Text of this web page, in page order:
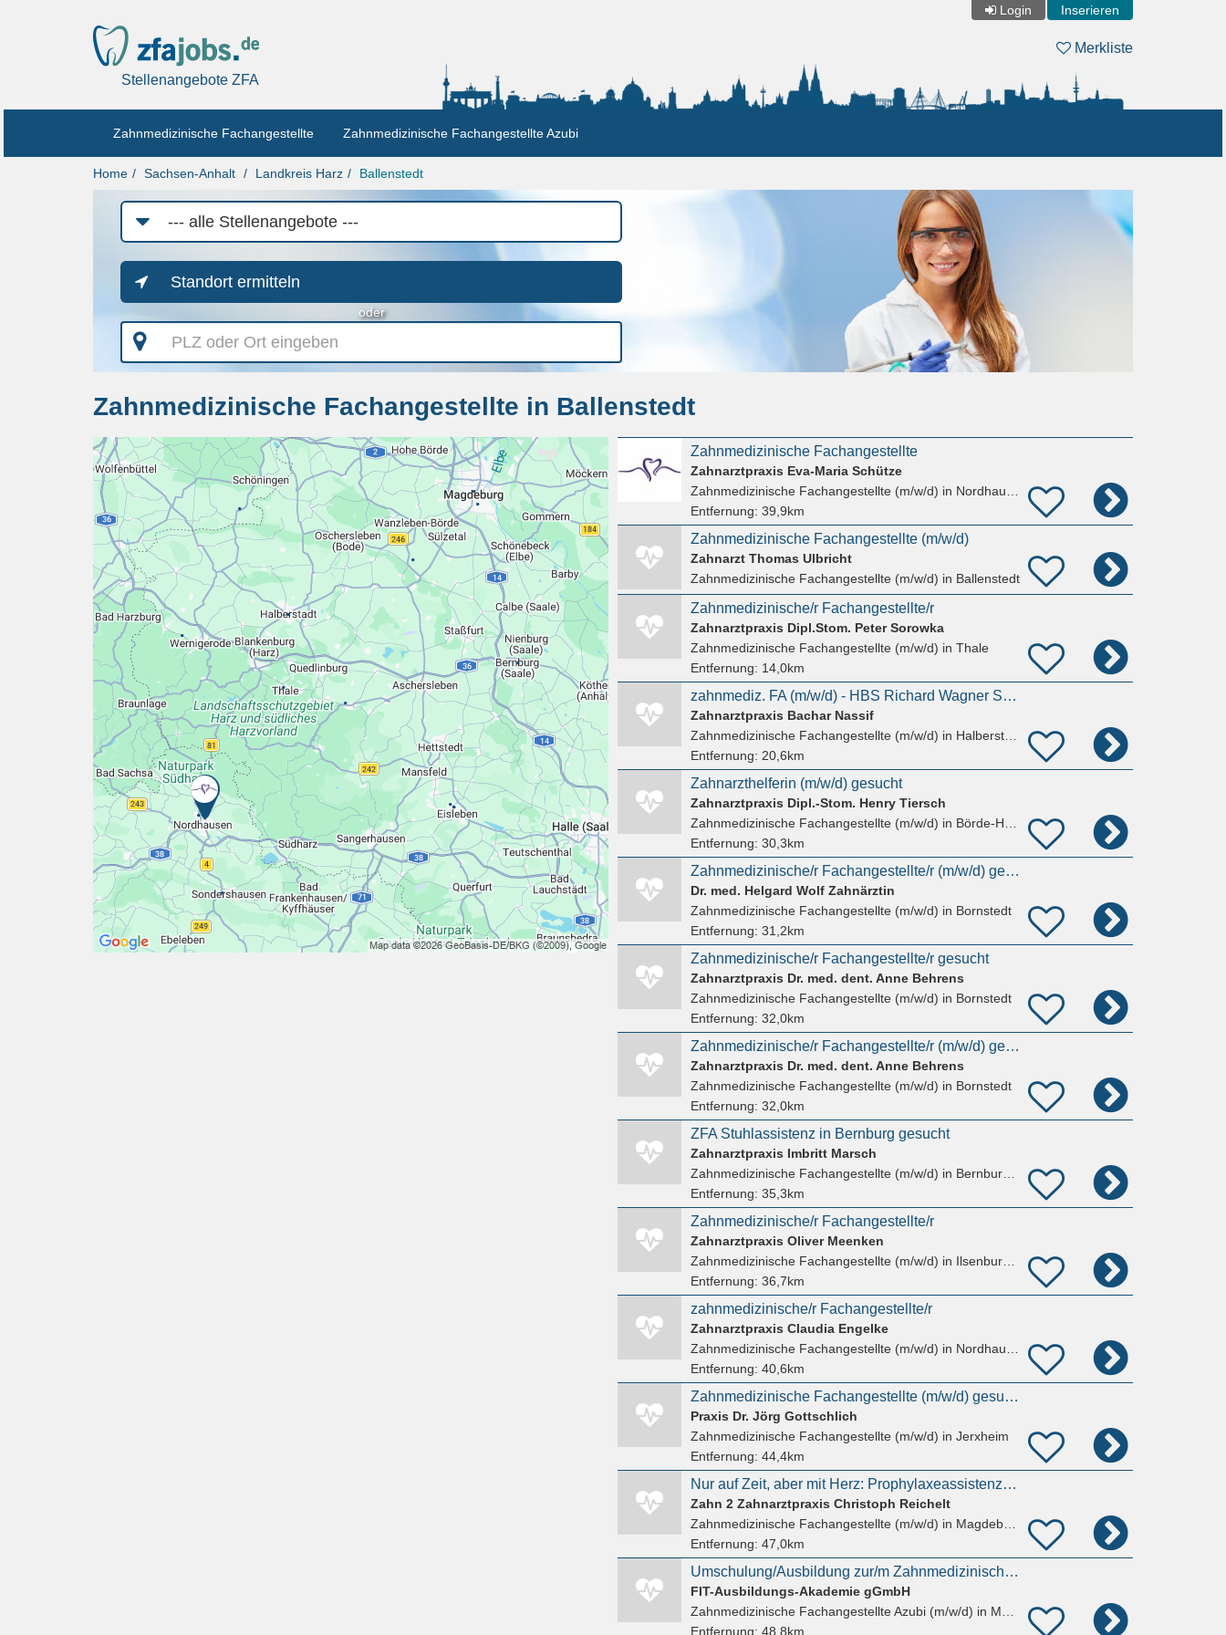
Login Inserieren
Stellenangebote ZFA
Merkliste
Zahnmedizinische Fachangestellte Zahnmedizinische Fachangestellte Azubi
Home Sachsen-Anhalt Landkreis Harz Ballenstedt
Job-
Kategorie
Standort ermitteln
oder
PLZ
oder
Ort
Zahnmedizinische Fachangestellte in Ballenstedt
Zahnmedizinische Fachangestellte
Zahnarztpraxis Eva-Maria Schütze
Zahnmedizinische Fachangestellte (m/w/d) in Nordhausen
Entfernung: 39,9km
Zahnmedizinische Fachangestellte (m/w/d)
Zahnarzt Thomas Ulbricht
Zahnmedizinische Fachangestellte (m/w/d) in Ballenstedt
Zahnmedizinische/r Fachangestellte/r
Zahnarztpraxis Dipl.Stom. Peter Sorowka
Zahnmedizinische Fachangestellte (m/w/d) in Thale
Entfernung: 14,0km
zahnmediz. FA (m/w/d) - HBS Richard Wagner Str. (Nähe Bahnhof)
Zahnarztpraxis Bachar Nassif
Zahnmedizinische Fachangestellte (m/w/d) in Halberstadt
Entfernung: 20,6km
Zahnarzthelferin (m/w/d) gesucht
Zahnarztpraxis Dipl.-Stom. Henry Tiersch
Zahnmedizinische Fachangestellte (m/w/d) in Börde-Hakel, Westeregeln
Entfernung: 30,3km
Zahnmedizinische/r Fachangestellte/r (m/w/d) gesucht
Dr. med. Helgard Wolf Zahnärztin
Zahnmedizinische Fachangestellte (m/w/d) in Bornstedt
Entfernung: 31,2km
Zahnmedizinische/r Fachangestellte/r gesucht
Zahnarztpraxis Dr. med. dent. Anne Behrens
Zahnmedizinische Fachangestellte (m/w/d) in Bornstedt
Entfernung: 32,0km
Zahnmedizinische/r Fachangestellte/r (m/w/d) gesucht
Zahnarztpraxis Dr. med. dent. Anne Behrens
Zahnmedizinische Fachangestellte (m/w/d) in Bornstedt
Entfernung: 32,0km
ZFA Stuhlassistenz in Bernburg gesucht
Zahnarztpraxis Imbritt Marsch
Zahnmedizinische Fachangestellte (m/w/d) in Bernburg (Saale)
Entfernung: 35,3km
Zahnmedizinische/r Fachangestellte/r
Zahnarztpraxis Oliver Meenken
Zahnmedizinische Fachangestellte (m/w/d) in Ilsenburg (Harz), Darlingerode
Entfernung: 36,7km
zahnmedizinische/r Fachangestellte/r
Zahnarztpraxis Claudia Engelke
Zahnmedizinische Fachangestellte (m/w/d) in Nordhausen
Entfernung: 40,6km
Zahnmedizinische Fachangestellte (m/w/d) gesucht!
Praxis Dr. Jörg Gottschlich
Zahnmedizinische Fachangestellte (m/w/d) in Jerxheim
Entfernung: 44,4km
Nur auf Zeit, aber mit Herz: Prophylaxeassistenz / ZFA / ZMP in Magdeburg (w/m/div.) gesucht
Zahn 2 Zahnarztpraxis Christoph Reichelt
Zahnmedizinische Fachangestellte (m/w/d) in Magdeburg, Hopfengarten
Entfernung: 47,0km
Umschulung/Ausbildung zur/m Zahnmedizinischen Fachangestellten in Magdeburg (2 Jahre)
FIT-Ausbildungs-Akademie gGmbH
Zahnmedizinische Fachangestellte Azubi (m/w/d) in Magdeburg, Sudenburg
Entfernung: 48,8km